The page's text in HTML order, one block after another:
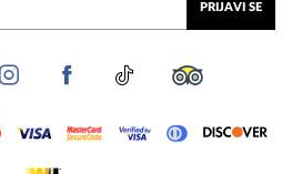
PRIJAVI SE